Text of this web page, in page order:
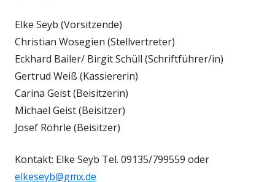
Elke Seyb (Vorsitzende)
Christian Wosegien (Stellvertreter)
Eckhard Bailer/ Birgit Schüll (Schriftführer/in)
Gertrud Weiß (Kassiererin)
Carina Geist (Beisitzerin)
Michael Geist (Beisitzer)
Josef Röhrle (Beisitzer)
Kontakt: Elke Seyb Tel. 09135/799559 oder
elkeseyb@gmx.de